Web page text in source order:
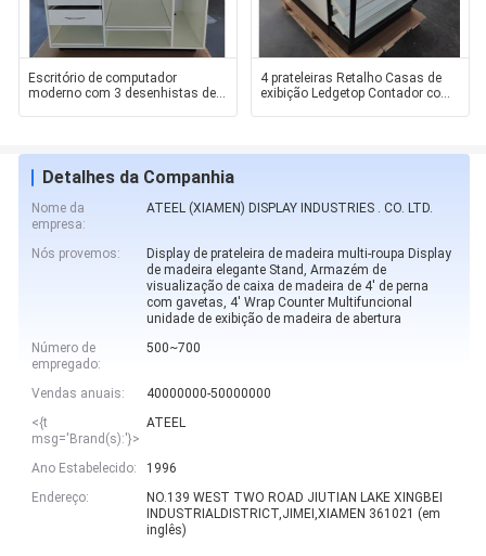
Escritório de computador
moderno com 3 desenhistas de
4 prateleiras Retalho Casas de
exibição Ledgetop Contador com
Detalhes da Companhia
Nome da
empresa:
ATEEL (XIAMEN) DISPLAY INDUSTRIES . CO. LTD.
Nós provemos:
Display de prateleira de madeira multi-roupa Display
de madeira elegante Stand, Armazém de
visualização de caixa de madeira de 4' de perna
com gavetas, 4' Wrap Counter Multifuncional
unidade de exibição de madeira de abertura
Número de
empregado:
500~700
Vendas anuais:
40000000-50000000
<{t
msg='Brand(s):'}>
ATEEL
Ano Estabelecido:
1996
Endereço:
NO.139 WEST TWO ROAD JIUTIAN LAKE XINGBEI
INDUSTRIALDISTRICT,JIMEI,XIAMEN 361021 (em
inglês)